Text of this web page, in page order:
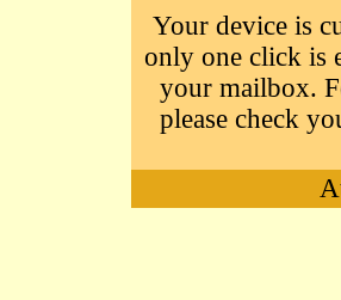
Your device is
only one click is
your mailbox.
please check